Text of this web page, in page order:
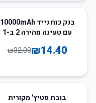
55
בנק כוח נייד 10000mAh
עם טעינה מהירה 2 ב-1
₪14.40
₪32.00
בובת סטיץ' מקורית